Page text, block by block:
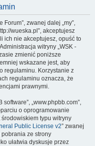
Forum”, zwanej dalej „my”,
wueska.pl”, akceptujesz
ich nie akceptujesz, opuść to
witryny „WSK -
zmienić poniższe
wskazane jest, aby
regulaminu. Korzystanie z
regulaminu oznacza, że
prawnymi.
software”, „www.phpbb.com”,
o oprogramowanie
typu witryny
Public License v2” zwanej
pobrania ze strony
ułatwia dyskusje przez